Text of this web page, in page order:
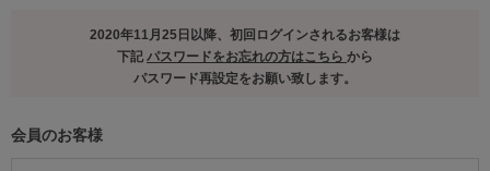
2020年11月25日以降、初回ログインされるお客様は
下記パスワードをお忘れの方はこちら から
パスワード再設定をお願い致します。
会員のお客様